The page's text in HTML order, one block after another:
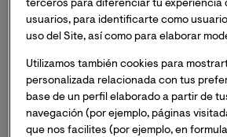
Manuel Vilas”.
Si deseas asistir, inscríbete y
acceder a la sesión el mismo día
¿Te gustaría transformar tus
conecten de verdad con los demás?
terceros para diferenciar tu experiencia
usuarios, para identificarte como
uso del Site, así como para elaborar
Utilizamos también cookies para
personalizada relacionada con tus
base de un perfil elaborado a partir de
navegación (por ejemplo, páginas
que nos facilites (por ejemplo, en